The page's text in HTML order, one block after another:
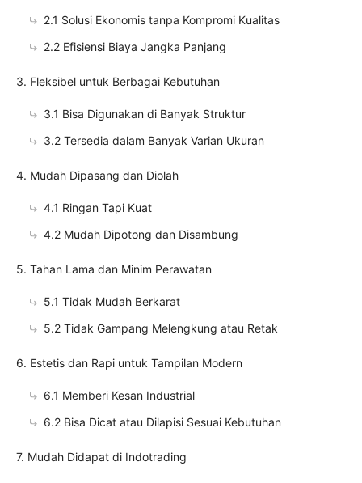
2.1 Solusi Ekonomis tanpa Kompromi Kualitas
2.2 Efisiensi Biaya Jangka Panjang
3. Fleksibel untuk Berbagai Kebutuhan
3.1 Bisa Digunakan di Banyak Struktur
3.2 Tersedia dalam Banyak Varian Ukuran
4. Mudah Dipasang dan Diolah
4.1 Ringan Tapi Kuat
4.2 Mudah Dipotong dan Disambung
5. Tahan Lama dan Minim Perawatan
5.1 Tidak Mudah Berkarat
5.2 Tidak Gampang Melengkung atau Retak
6. Estetis dan Rapi untuk Tampilan Modern
6.1 Memberi Kesan Industrial
6.2 Bisa Dicat atau Dilapisi Sesuai Kebutuhan
7. Mudah Didapat di Indotrading